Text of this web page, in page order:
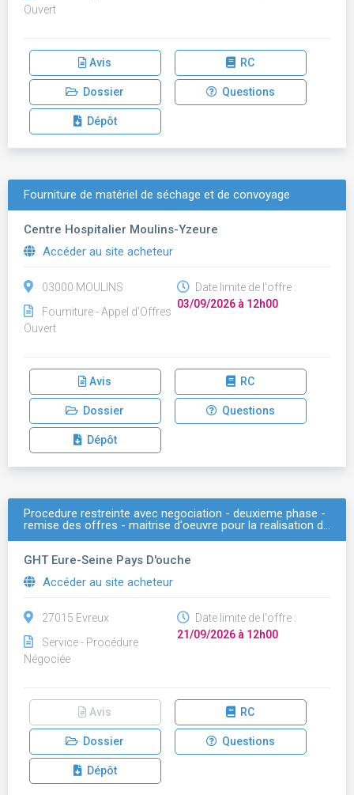
Ouvert
Avis RC
Dossier Questions
Dépôt
Fourniture de matériel de séchage et de convoyage
Centre Hospitalier Moulins-Yzeure
Accéder au site acheteur
03000 MOULINS
Fourniture - Appel d'Offres
Ouvert
Date limite de l'offre :
03/09/2026 à 12h00
Avis RC
Dossier Questions
Dépôt
Procedure restreinte avec negociation - deuxieme phase -
remise des offres - maitrise d'oeuvre pour la realisation d…
GHT Eure-Seine Pays D'ouche
Accéder au site acheteur
27015 Evreux
Service - Procédure
Négociée
Date limite de l'offre :
21/09/2026 à 12h00
Avis RC
Dossier Questions
Dépôt